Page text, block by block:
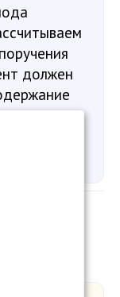
должен
в ФНС,
фактуры